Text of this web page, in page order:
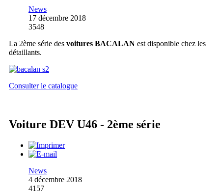
News
17 décembre 2018
3548
La 2ème série des voitures BACALAN est disponible chez les
détaillants.
Consulter le catalogue
Voiture DEV U46 - 2ème série
News
4 décembre 2018
4157